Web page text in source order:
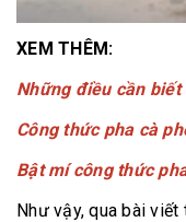
XEM THÊM:
Những điều cần
Công thức pha cà
Bật mí công thức
Như vậy, qua bài viết